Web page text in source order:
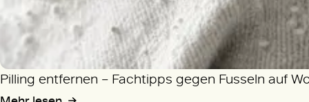
Pilling entfernen – Fachtipps gegen Fusseln auf